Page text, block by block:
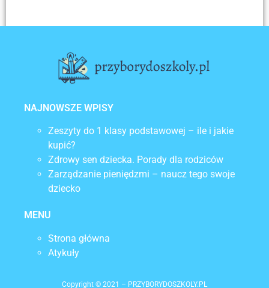
NAJNOWSZE WPISY
Zeszyty do 1 klasy podstawowej – ile i jakie
kupić?
Zdrowy sen dziecka. Porady dla rodziców
Zarządzanie pieniędzmi – naucz tego swoje
dziecko
MENU
Strona główna
Atykuły
Copyright © 2021 – PRZYBORYDOSZKOLY.PL